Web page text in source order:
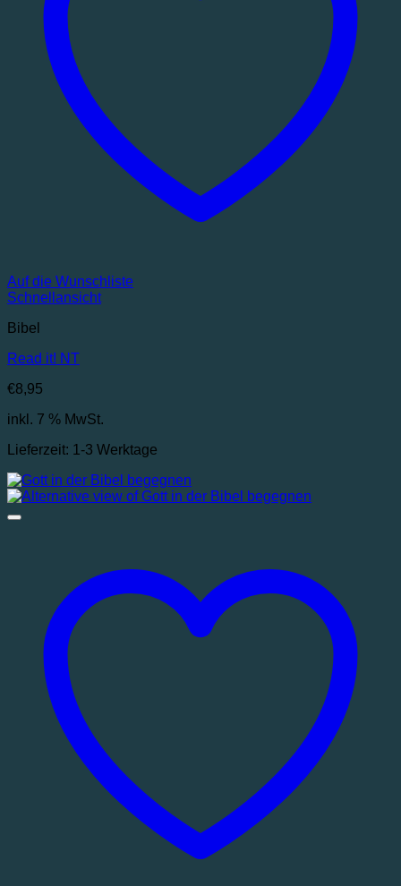
Auf die Wunschliste
Schnellansicht
Bibel
Read it! NT
€8,95
inkl. 7 % MwSt.
Lieferzeit: 1-3 Werktage